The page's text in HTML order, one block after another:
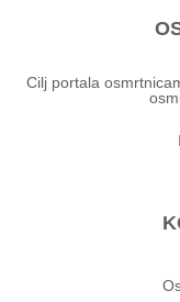
Cilj portala